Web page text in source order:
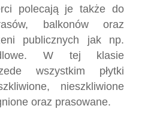
polecają je także do
balkonów oraz
publicznych jak np.
W tej klasie
wszystkim płytki
nieszkliwione
oraz prasowane.